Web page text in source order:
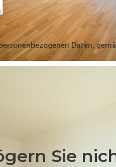
Daten,
Sie